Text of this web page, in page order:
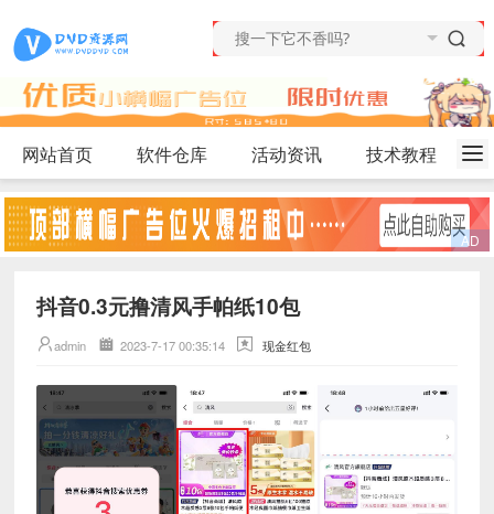
网站首页 软件仓库 活动资讯 技术教程
抖音0.3元撸清风手帕纸10包
admin 2023-7-17 00:35:14 现金红包